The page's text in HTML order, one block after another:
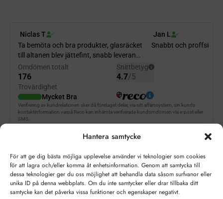
Hantera samtycke
För att ge dig bästa möjliga upplevelse använder vi teknologier som cookies
för att lagra och/eller komma åt enhetsinformation. Genom att samtycka till
dessa teknologier ger du oss möjlighet att behandla data såsom surfvanor eller
unika ID på denna webbplats. Om du inte samtycker eller drar tillbaka ditt
samtycke kan det påverka vissa funktioner och egenskaper negativt.
Ta del av våra bästa erbjudanden & nyheter!